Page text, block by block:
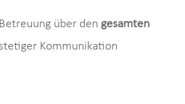
über den gesamten
Kommunikation